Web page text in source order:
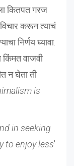
कितपत गरज
करून त्याचं
निर्णय घ्यावा.
किंमत वाजवी
न घेता ती
is
in seeking
to enjoy less'